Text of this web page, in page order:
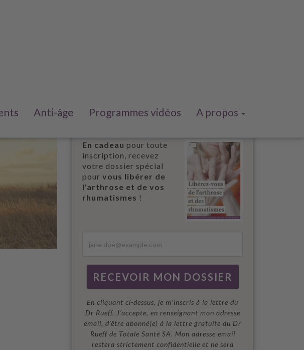
Anti-âge Programmes vidéos A propos
En cadeau pour toute
inscription, recevez
votre dossier spécial
pour vous libérer de
l'arthrose et de vos
rhumatismes !
En cliquant ci-dessus, je m'inscris à la lettre du
Dr Rueff. J’accepte, en renseignant mon adresse
email, d’être abonné(e) à la lettre gratuite du Dr
Rueff de Totale Santé SA. Mon adresse email
restera strictement confidentielle et ne sera